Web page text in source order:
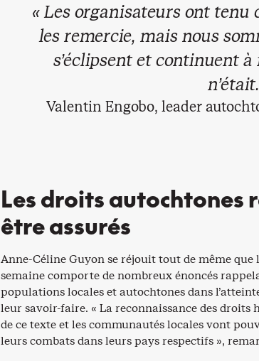
« Les organisateurs ont tenu
les remercie, mais nous
s’éclipsent et continuent
Valentin Engobo, leader
Les droits autochtones
être assurés
Anne-Céline Guyon se réjouit tout de même
semaine comporte de nombreux énoncés
populations locales et autochtones dans
leur savoir-faire. « La reconnaissance des
de ce texte et les communautés locales vont
leurs combats dans leurs pays respectifs »,